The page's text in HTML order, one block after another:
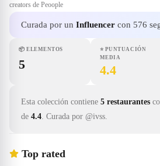
creators de Peoople
Curada por un Influencer con 576
📦 ELEMENTOS
5
⭐ PUNTUACIÓN
MEDIA
4.4
Esta colección contiene 5 restaurantes
de 4.4. Curada por @ivss.
Top rated